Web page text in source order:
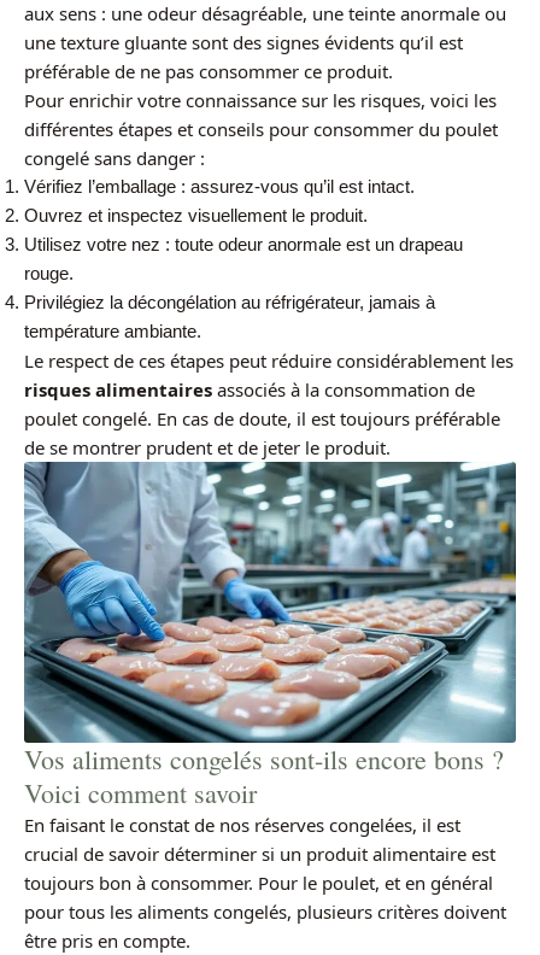
aux sens : une odeur désagréable, une teinte anormale ou
une texture gluante sont des signes évidents qu’il est
préférable de ne pas consommer ce produit.
Pour enrichir votre connaissance sur les risques, voici les
différentes étapes et conseils pour consommer du poulet
congelé sans danger :
Vérifiez l’emballage : assurez-vous qu’il est intact.
Ouvrez et inspectez visuellement le produit.
Utilisez votre nez : toute odeur anormale est un drapeau
rouge.
Privilégiez la décongélation au réfrigérateur, jamais à
température ambiante.
Le respect de ces étapes peut réduire considérablement les
risques alimentaires associés à la consommation de
poulet congelé. En cas de doute, il est toujours préférable
de se montrer prudent et de jeter le produit.
Vos aliments congelés sont-ils encore bons ?
Voici comment savoir
En faisant le constat de nos réserves congelées, il est
crucial de savoir déterminer si un produit alimentaire est
toujours bon à consommer. Pour le poulet, et en général
pour tous les aliments congelés, plusieurs critères doivent
être pris en compte.